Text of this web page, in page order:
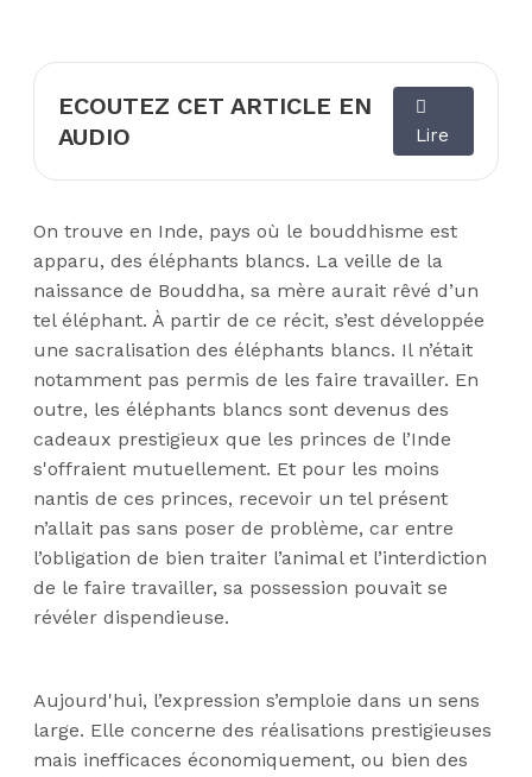
ECOUTEZ CET ARTICLE EN
AUDIO
Lire
On trouve en Inde, pays où le bouddhisme est
apparu, des éléphants blancs. La veille de la
naissance de Bouddha, sa mère aurait rêvé d’un
tel éléphant. À partir de ce récit, s’est développée
une sacralisation des éléphants blancs. Il n’était
notamment pas permis de les faire travailler. En
outre, les éléphants blancs sont devenus des
cadeaux prestigieux que les princes de l’Inde
s'offraient mutuellement. Et pour les moins
nantis de ces princes, recevoir un tel présent
n’allait pas sans poser de problème, car entre
l’obligation de bien traiter l’animal et l’interdiction
de le faire travailler, sa possession pouvait se
révéler dispendieuse.
Aujourd'hui, l’expression s’emploie dans un sens
large. Elle concerne des réalisations prestigieuses
mais inefficaces économiquement, ou bien des